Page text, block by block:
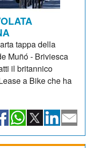
tappa della
Muñó - Briviesca
il britannico
a Bike che ha